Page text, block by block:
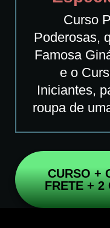
Curso
Poderosas,
Famosa
e o
Iniciantes,
roupa de
CURSO +
FRETE + 2